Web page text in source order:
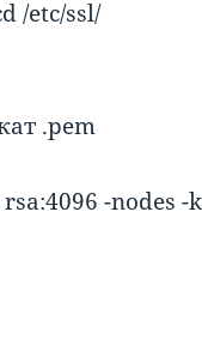
/etc/ssl/
.pem
-nodes